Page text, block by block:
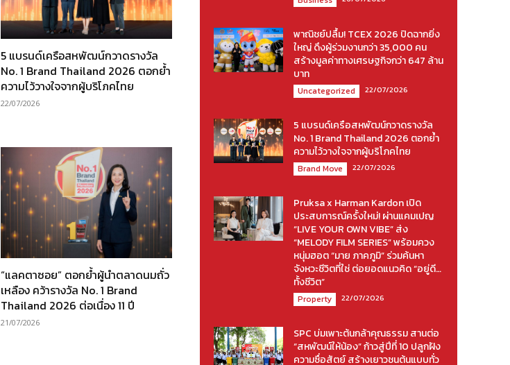
5 แบรนด์เครือสหพัฒน์กวาดรางวัล
No. 1 Brand Thailand 2026 ตอกย้ำ
ความไว้วางใจจากผู้บริโภคไทย
22/07/2026
“แลคตาซอย” ตอกย้ำผู้นำตลาดนมถั่ว
เหลือง คว้ารางวัล No. 1 Brand
Thailand 2026 ต่อเนื่อง 11 ปี
21/07/2026
พาณิชย์ปลื้ม! TCEX 2026 ปิดฉากยิ่ง
ใหญ่ ดึงผู้ร่วมงานกว่า 35,000 คน
สร้างมูลค่าทางเศรษฐกิจกว่า 647 ล้าน
บาท
Uncategorized 22/07/2026
5 แบรนด์เครือสหพัฒน์กวาดรางวัล
No. 1 Brand Thailand 2026 ตอกย้ำ
ความไว้วางใจจากผู้บริโภคไทย
Brand Move 22/07/2026
Pruksa x Harman Kardon เปิด
ประสบการณ์ครั้งใหม่! ผ่านแคมเปญ
“LIVE YOUR OWN VIBE” ส่ง
“MELODY FILM SERIES” พร้อมควง
หนุ่มฮอต “มาย ภาคภูมิ” ร่วมค้นหา
จังหวะชีวิตที่ใช่ ต่อยอดแนวคิด “อยู่ดี…
ทั้งชีวิต”
Property 22/07/2026
SPC บ่มเพาะต้นกล้าคุณธรรม สานต่อ
“สหพัฒน์ให้น้อง” ก้าวสู่ปีที่ 10 ปลูกฝัง
ความซื่อสัตย์ สร้างเยาวชนต้นแบบทั่ว